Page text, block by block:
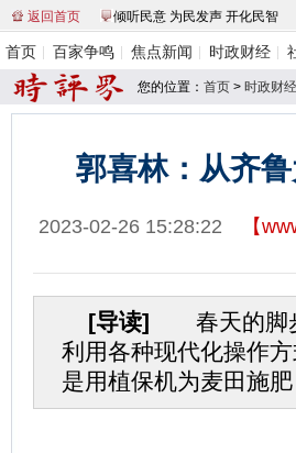
返回首页 倾听民意 为民发声 开化民智
首页 百家争鸣 焦点新闻 时政财经
您的位置： 首页 > 时政财经
郭喜林：从齐
2023-02-26 15:28:22 【
[导读] 春天的脚步
利用各种现代化操作
是用植保机为麦田施